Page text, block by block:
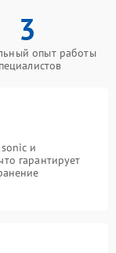
3
опыт работы
и
гарантирует